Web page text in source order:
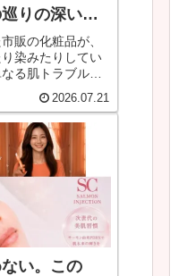
りの深い関
販の化粧品が、
染みたりしてい
る肌トラブルで
「バリア機能」が
インかもしれませ
当の理由をお伝
2026.07.21
い。この